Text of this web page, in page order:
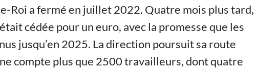
Roi a fermé en juillet 2022. Quatre mois plus tard,
cédée pour un euro, avec la promesse que les
jusqu’en 2025. La direction poursuit sa route
ne compte plus que 2500 travailleurs, dont quatre